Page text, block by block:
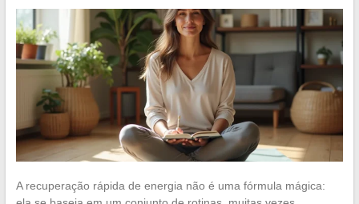
A recuperação rápida de energia não é uma fórmula mágica: